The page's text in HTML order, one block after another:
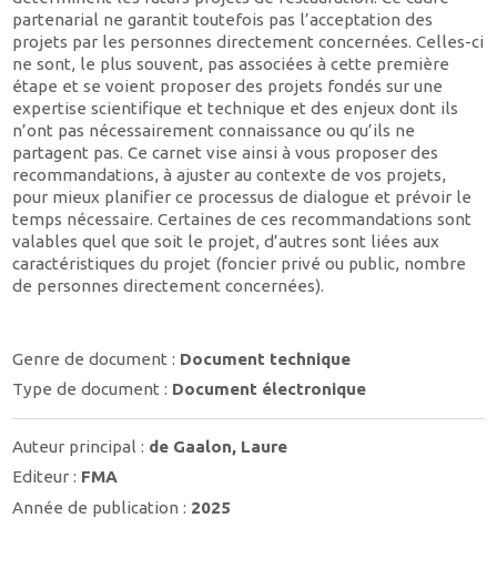
partenarial ne garantit toutefois pas l’acceptation des
projets par les personnes directement concernées. Celles-ci
ne sont, le plus souvent, pas associées à cette première
étape et se voient proposer des projets fondés sur une
expertise scientifique et technique et des enjeux dont ils
n’ont pas nécessairement connaissance ou qu’ils ne
partagent pas. Ce carnet vise ainsi à vous proposer des
recommandations, à ajuster au contexte de vos projets,
pour mieux planifier ce processus de dialogue et prévoir le
temps nécessaire. Certaines de ces recommandations sont
valables quel que soit le projet, d’autres sont liées aux
caractéristiques du projet (foncier privé ou public, nombre
de personnes directement concernées).
Genre de document : Document technique
Type de document : Document électronique
Auteur principal : de Gaalon, Laure
Editeur : FMA
Année de publication : 2025